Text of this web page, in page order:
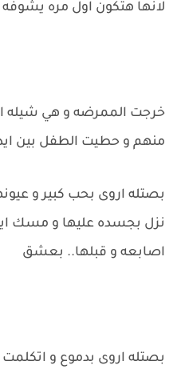
لانها هتكون اول مره
خرجت الممرضه و هي شيله
منهم و حطيت الطفل بين
بصتله اروى بحب كبير و
نزل بجسده عليها و مسك
اصابعه و قبلها.. بعشق
بصتله اروى بدموع و